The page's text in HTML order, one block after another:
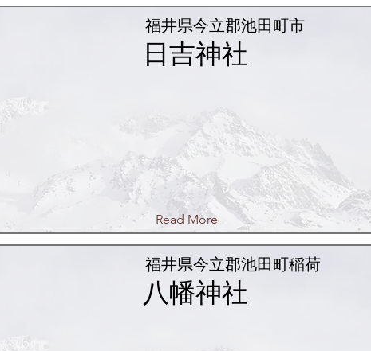
福井県今立郡池田町市
日吉神社
Read More
福井県今立郡池田町稲荷
八幡神社